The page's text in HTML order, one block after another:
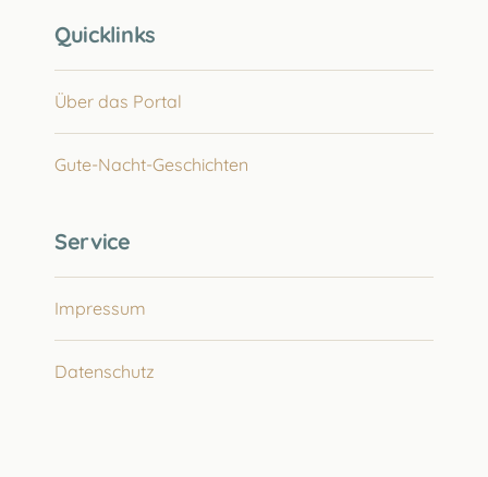
Quicklinks
Über das Portal
Gute-Nacht-Geschichten
Service
Impressum
Datenschutz